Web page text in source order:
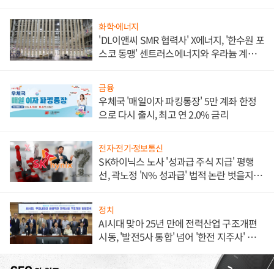
화학·에너지
'DL이앤씨 SMR 협력사' X에너지, '한수원 포
스코 동맹' 센트러스에너지와 우라늄 계약
금융
우체국 '매일이자 파킹통장' 5만 계좌 한정
으로 다시 출시, 최고 연 2.0% 금리
전자·전기·정보통신
SK하이닉스 노사 '성과급 주식 지급' 평행
선, 곽노정 'N% 성과급' 법적 논란 벗을지 주
정치
AI시대 맞아 25년 만에 전력산업 구조개편
시동, '발전5사 통합' 넘어 '한전 지주사' 재편